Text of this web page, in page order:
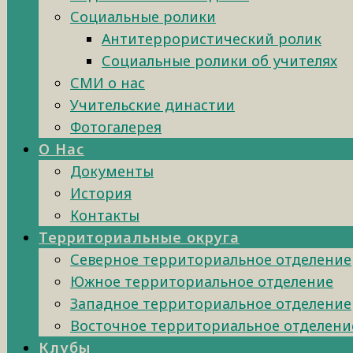
Социальные ролики
Антитеррористический ролик
Социальные ролики об учителях
СМИ о нас
Учительские династии
Фотогалерея
О Нас
Документы
История
Контакты
Территориальные округа
Северное территориальное отделение
Южное территориальное отделение
Западное территориальное отделение
Восточное территориальное
Клубы